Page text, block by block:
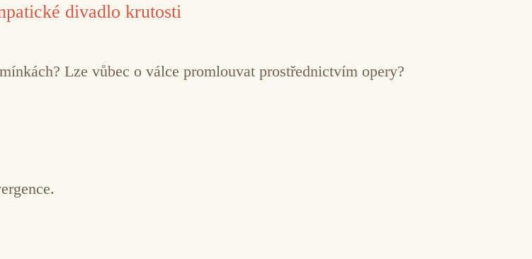
divadlo krutosti
Lze vůbec o válce promlouvat prostřednictvím opery?